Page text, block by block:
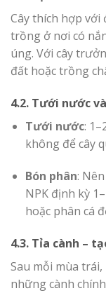
Cây thích hợp
trồng ở nơi có
úng. Với cây
đất hoặc trồng
4.2. Tưới nước
Tưới nước:
không để cây
Bón phân:
NPK định kỳ
hoặc phân cá
4.3. Tỉa cành –
Sau mỗi mùa
những cành